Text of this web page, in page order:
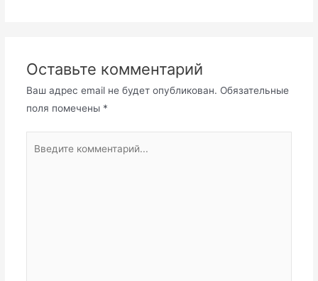
Оставьте комментарий
Ваш адрес email не будет опубликован. Обязательные
поля помечены *
комментарий...